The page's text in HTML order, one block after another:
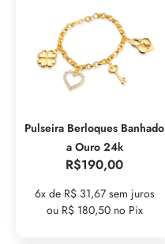
Pulseira Berloques Banhado
a Ouro 24k
R$190,00
6x de R$ 31,67 sem juros
ou R$ 180,50 no Pix